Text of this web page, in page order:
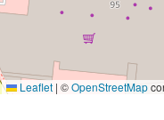
Leaflet | ©OpenStreetMap